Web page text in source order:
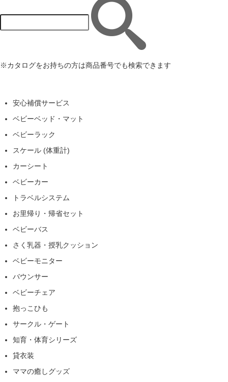
※カタログをお持ちの方は商品番号でも検索できます
安心補償サービス
ベビーベッド・マット
ベビーラック
スケール (体重計)
カーシート
ベビーカー
トラベルシステム
お里帰り・帰省セット
ベビーバス
さく乳器・授乳クッション
ベビーモニター
バウンサー
ベビーチェア
抱っこひも
サークル・ゲート
知育・体育シリーズ
貸衣装
ママの癒しグッズ